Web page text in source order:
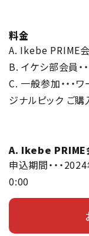
料金
A. Ikebe PRIME会
B. イケシ部会員・
C. 一般参加・・・
ジナルピック ご購
A. Ikebe PRIME
申込期間・・・
0:00